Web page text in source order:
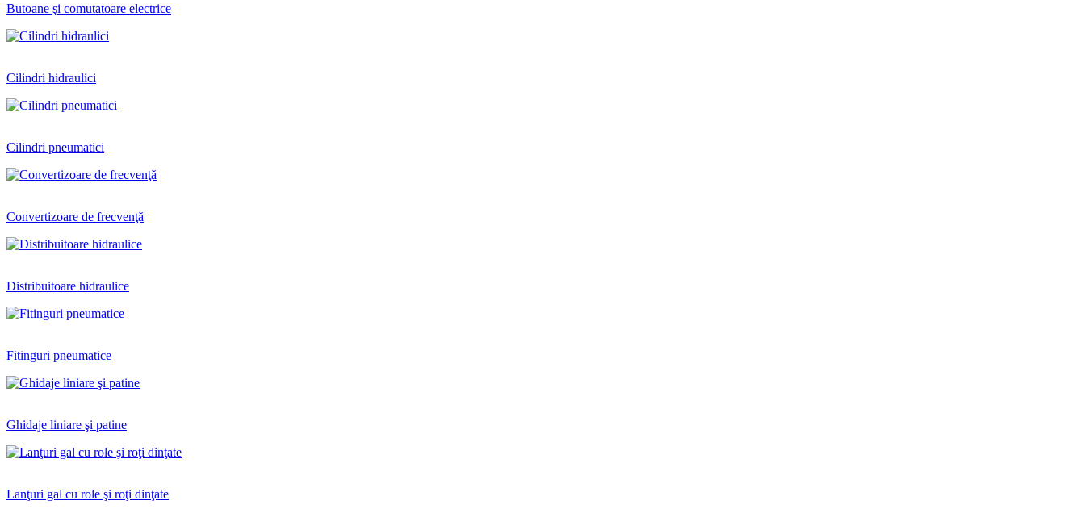
Butoane şi comutatoare electrice
Cilindri hidraulici
Cilindri pneumatici
Convertizoare de frecvenţă
Distribuitoare hidraulice
Fitinguri pneumatice
Ghidaje liniare şi patine
Lanţuri gal cu role şi roţi dinţate